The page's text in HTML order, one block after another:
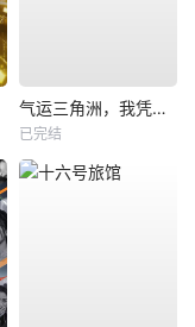
气运三角洲，我凭操作吊打全球
已完结